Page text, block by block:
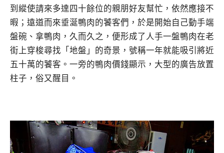
到縱使請來多達四十餘位的親朋好友幫忙，依然應接不
暇；遠道而來垂涎鴨肉的饕客們，於是開始自己動手端
盤碗、拿鴨肉，久而久之，便形成了人手一盤鴨肉在老
街上穿梭尋找「地盤」的奇景，號稱一年就能吸引將近
五十萬的饕客。一旁的鴨肉價錢顯示，大型的廣告放置
柱子，俗又醒目。